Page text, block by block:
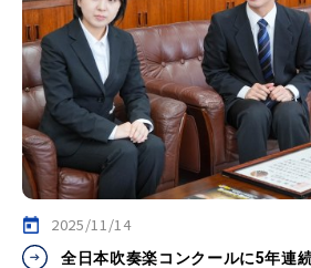
2025/11/14
全日本吹奏楽コンクールに5年連